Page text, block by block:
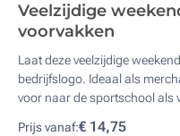
Veelzijdige
voorvakken
Laat deze veelzijdige
bedrijfslogo. Ideaal als
voor naar de sportschool als
Prijs vanaf:€ 14,75